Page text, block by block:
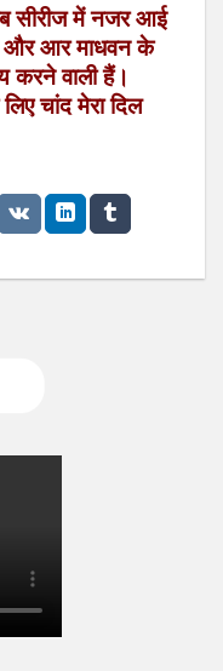
सीरीज में नजर आई
और आर माधवन के
करने वाली हैं।
चांद मेरा दिल